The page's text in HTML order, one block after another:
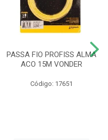
PASSA FIO PROFISS ALMA
ACO 15M VONDER
Código: 17651